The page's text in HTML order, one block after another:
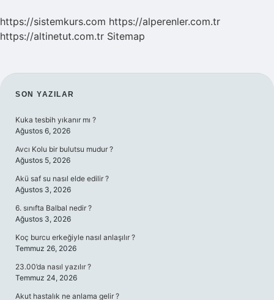
https://sistemkurs.com https://alperenler.com.tr
https://altinetut.com.tr Sitemap
SIDEBAR
SON YAZILAR
Kuka tesbih yıkanır mı ?
Ağustos 6, 2026
Avcı Kolu bir bulutsu mudur ?
Ağustos 5, 2026
Akü saf su nasıl elde edilir ?
Ağustos 3, 2026
6. sınıfta Balbal nedir ?
Ağustos 3, 2026
Koç burcu erkeğiyle nasıl anlaşılır ?
Temmuz 26, 2026
23.00’da nasıl yazılır ?
Temmuz 24, 2026
Akut hastalık ne anlama gelir ?